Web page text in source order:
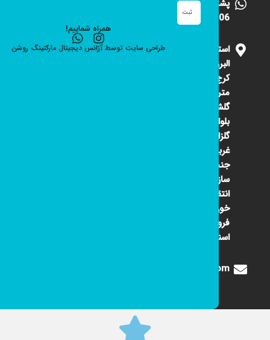
پشتیبانی
09101531006
استان
البرز
متری
گلشهر
بلوار
گلزار
غربی
جنب
سازمان
انتقال
خون
فروشگاه
اسنوا
Digione1360@gmail.com
ثبت
همراه شماییم!
طراحی سایت توسط آژانس دیجیتال مارکتینگ روشن